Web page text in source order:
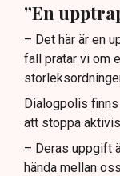
”En
– Det här är en
fall pratar vi om
Dialogpolis
att stoppa
– Deras uppgift
hända mellan